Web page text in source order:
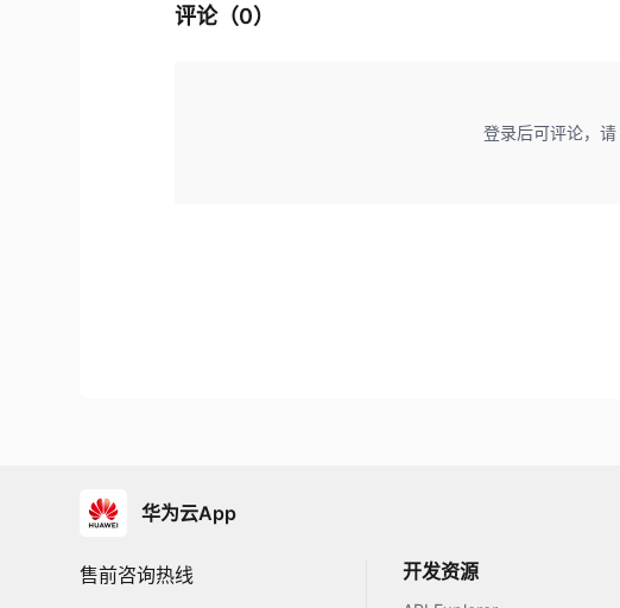
评论（0）
登录后可评论，请
华为云App
售前咨询热线 开发资源